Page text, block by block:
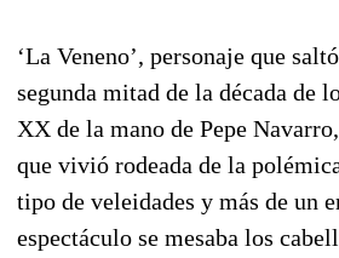
‘La Veneno’, personaje que
segunda mitad de la década de
XX de la mano de Pepe
que vivió rodeada de la
tipo de veleidades y más de un
espectáculo se mesaba los